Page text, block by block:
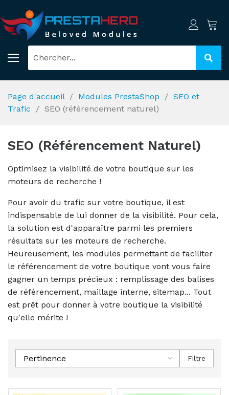
Page d'accueil Modules PrestaShop
SEO et
Trafic
SEO (référencement naturel)
SEO (référencement Naturel)
Optimisez la visibilité de votre boutique sur les
moteurs de recherche !
Pour avoir du trafic sur votre boutique, il est
indispensable de lui donner de la visibilité. Pour cela,
la solution est d'apparaître parmi les premiers
résultats sur les moteurs de recherche.
Heureusement, les modules permettant de faciliter
le référencement de votre boutique vont vous faire
gagner un temps précieux : remplissage des balises
de référencement, maillage interne, sitemap... Tout
est prêt pour donner à votre boutique la visibilité
qu'elle mérite !
Pertinence Filtre